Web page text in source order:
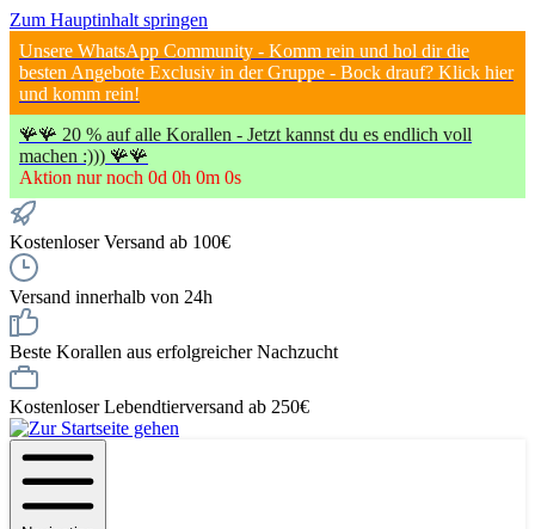
Zum Hauptinhalt springen
Unsere WhatsApp Community - Komm rein und hol dir die
besten Angebote Exclusiv in der Gruppe - Bock drauf? Klick hier
und komm rein!
🪸🪸 20 % auf alle Korallen - Jetzt kannst du es endlich voll
machen :))) 🪸🪸
Aktion nur noch 0d 0h 0m 0s
Kostenloser Versand ab 100€
Versand innerhalb von 24h
Beste Korallen aus erfolgreicher Nachzucht
Kostenloser Lebendtierversand ab 250€